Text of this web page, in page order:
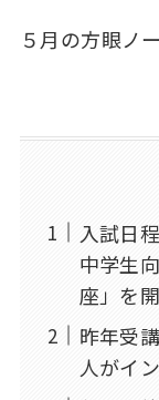
５月の方眼ノ
入試日
中学生
座」を
昨年受
人がイ